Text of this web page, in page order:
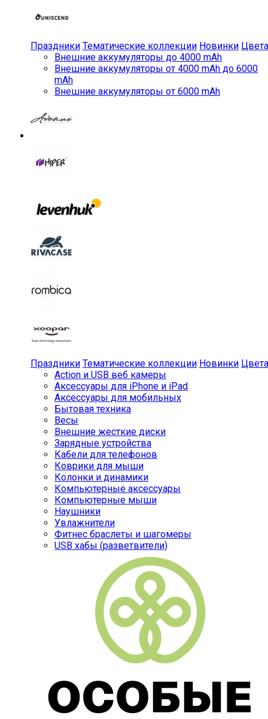
Праздники Тематические коллекции Новинки Цвета
Внешние аккумуляторы до 4000 mAh
Внешние аккумуляторы от 4000 mAh до 6000
mAh
Внешние аккумуляторы от 6000 mAh
Праздники Тематические коллекции Новинки Цвета
Action и USB веб камеры
Аксессуары для iPhone и iPad
Аксессуары для мобильных
Бытовая техника
Весы
Внешние жесткие диски
Зарядные устройства
Кабели для телефонов
Коврики для мыши
Колонки и динамики
Компьютерные аксессуары
Компьютерные мыши
Наушники
Увлажнители
Фитнес браслеты и шагомеры
USB хабы (разветвители)